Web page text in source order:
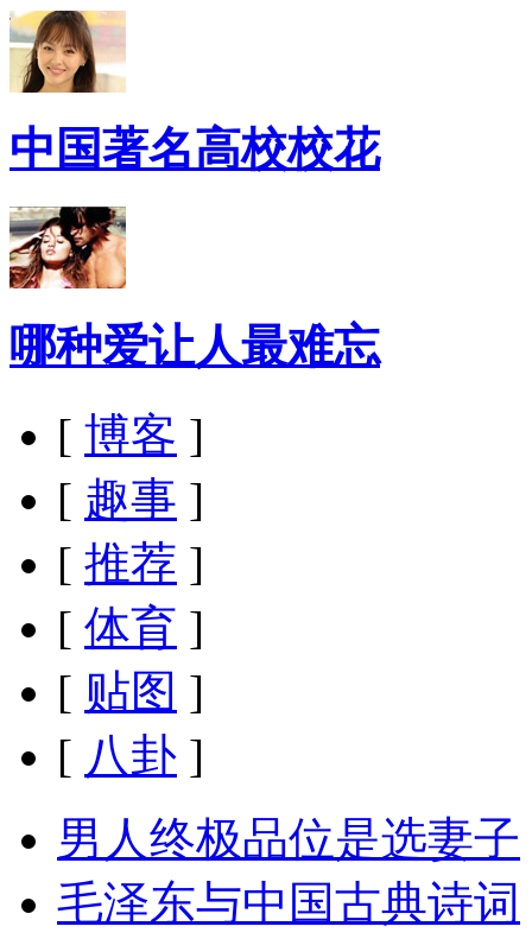
中国著名高校校花
哪种爱让人最难忘
[ 博客 ]
[ 趣事 ]
[ 推荐 ]
[ 体育 ]
[ 贴图 ]
[ 八卦 ]
男人终极品位是选妻子
毛泽东与中国古典诗词